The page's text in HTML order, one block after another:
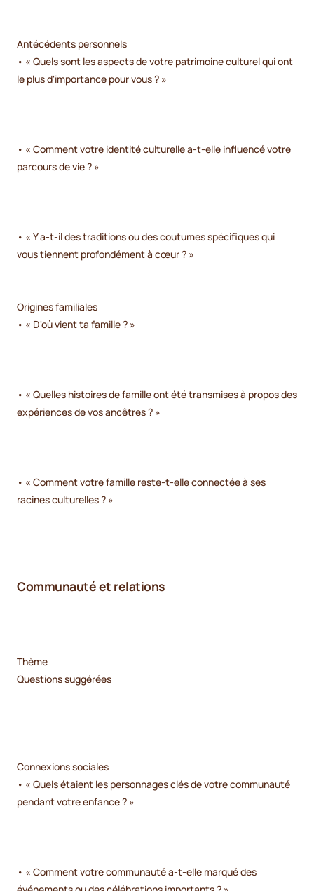
Antécédents personnels
• « Quels sont les aspects de votre patrimoine culturel qui ont
le plus d'importance pour vous ? »
• « Comment votre identité culturelle a-t-elle influencé votre
parcours de vie ? »
• « Y a-t-il des traditions ou des coutumes spécifiques qui
vous tiennent profondément à cœur ? »
Origines familiales
• « D'où vient ta famille ? »
• « Quelles histoires de famille ont été transmises à propos des
expériences de vos ancêtres ? »
• « Comment votre famille reste-t-elle connectée à ses
racines culturelles ? »
Communauté et relations
Thème
Questions suggérées
Connexions sociales
• « Quels étaient les personnages clés de votre communauté
pendant votre enfance ? »
• « Comment votre communauté a-t-elle marqué des